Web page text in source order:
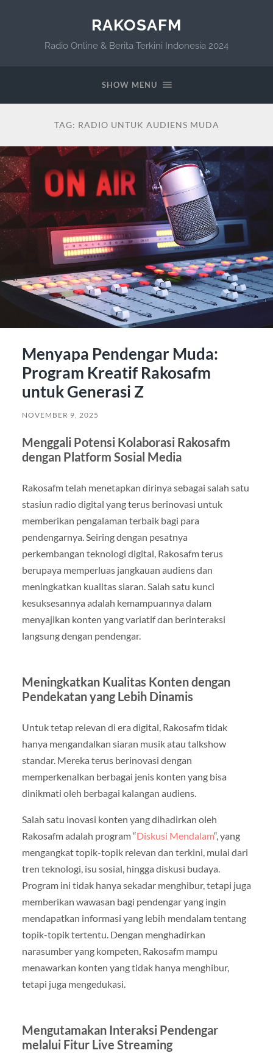
RAKOSAFM
Radio Online & Berita Terkini Indonesia 2024
SHOW MENU
TAG: RADIO UNTUK AUDIENS MUDA
Menyapa Pendengar Muda:
Program Kreatif Rakosafm
untuk Generasi Z
NOVEMBER 9, 2025
Menggali Potensi Kolaborasi Rakosafm
dengan Platform Sosial Media
Rakosafm telah menetapkan dirinya sebagai salah satu
stasiun radio digital yang terus berinovasi untuk
memberikan pengalaman terbaik bagi para
pendengarnya. Seiring dengan pesatnya
perkembangan teknologi digital, Rakosafm terus
berupaya memperluas jangkauan audiens dan
meningkatkan kualitas siaran. Salah satu kunci
kesuksesannya adalah kemampuannya dalam
menyajikan konten yang variatif dan berinteraksi
langsung dengan pendengar.
Meningkatkan Kualitas Konten dengan
Pendekatan yang Lebih Dinamis
Untuk tetap relevan di era digital, Rakosafm tidak
hanya mengandalkan siaran musik atau talkshow
standar. Mereka terus berinovasi dengan
memperkenalkan berbagai jenis konten yang bisa
dinikmati oleh berbagai kalangan audiens.
Salah satu inovasi konten yang dihadirkan oleh
Rakosafm adalah program “Diskusi Mendalam“, yang
mengangkat topik-topik relevan dan terkini, mulai dari
tren teknologi, isu sosial, hingga diskusi budaya.
Program ini tidak hanya sekadar menghibur, tetapi juga
memberikan wawasan bagi pendengar yang ingin
mendapatkan informasi yang lebih mendalam tentang
topik-topik tertentu. Dengan menghadirkan
narasumber yang kompeten, Rakosafm mampu
menawarkan konten yang tidak hanya menghibur,
tetapi juga mengedukasi.
Mengutamakan Interaksi Pendengar
melalui Fitur Live Streaming